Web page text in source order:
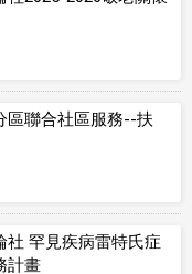
區聯合社區服務--扶
社 罕見疾病雷特氏症
計畫